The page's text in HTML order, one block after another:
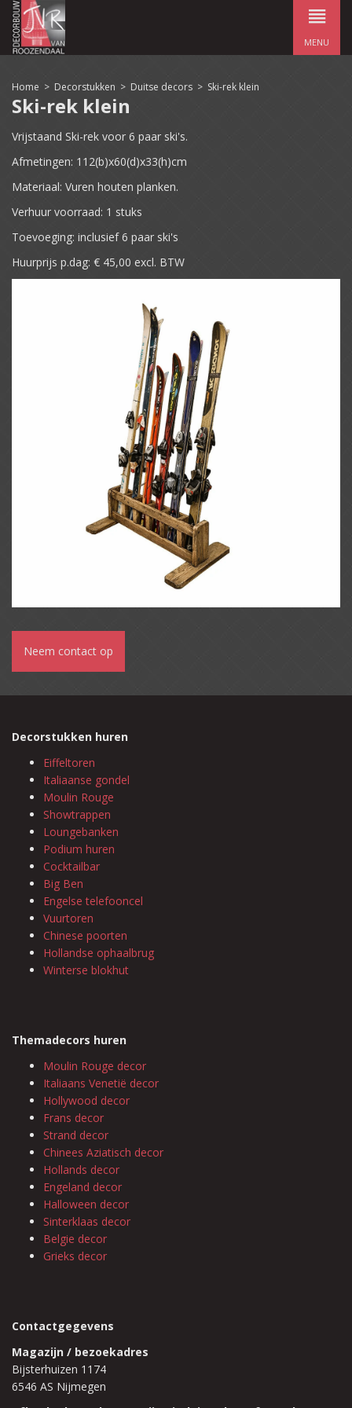
MENU
Home > Decorstukken > Duitse decors > Ski-rek klein
Ski-rek klein
Vrijstaand Ski-rek voor 6 paar ski's.
Afmetingen: 112(b)x60(d)x33(h)cm
Materiaal: Vuren houten planken.
Verhuur voorraad: 1 stuks
Toevoeging: inclusief 6 paar ski's
Huurprijs p.dag: € 45,00 excl. BTW
Neem contact op
Decorstukken huren
Eiffeltoren
Italiaanse gondel
Moulin Rouge
Showtrappen
Loungebanken
Podium huren
Cocktailbar
Big Ben
Engelse telefooncel
Vuurtoren
Chinese poorten
Hollandse ophaalbrug
Winterse blokhut
Themadecors huren
Moulin Rouge decor
Italiaans Venetië decor
Hollywood decor
Frans decor
Strand decor
Chinees Aziatisch decor
Hollands decor
Engeland decor
Halloween decor
Sinterklaas decor
Belgie decor
Grieks decor
Contactgegevens
Magazijn / bezoekadres
Bijsterhuizen 1174
6546 AS Nijmegen